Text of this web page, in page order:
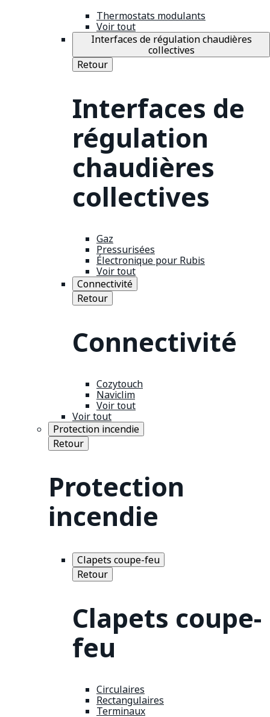
Thermostats modulants
Voir tout
Interfaces de régulation chaudières
collectives
Retour
Interfaces de
régulation
chaudières
collectives
Gaz
Pressurisées
Électronique pour Rubis
Voir tout
Connectivité
Retour
Connectivité
Cozytouch
Naviclim
Voir tout
Voir tout
Protection incendie
Retour
Protection
incendie
Clapets coupe-feu
Retour
Clapets coupe-
feu
Circulaires
Rectangulaires
Terminaux